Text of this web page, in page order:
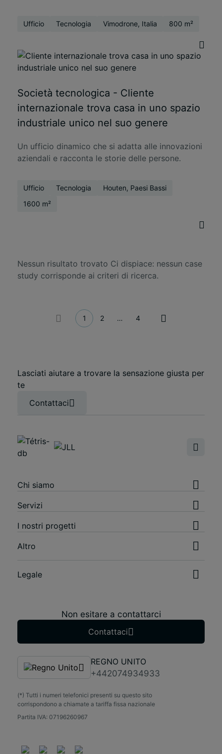
Ufficio Tecnologia Vimodrone, Italia 800 m²
Società tecnologica - Cliente
internazionale trova casa in uno spazio
industriale unico nel suo genere
Un ufficio dinamico che si adatta alle innovazioni
aziendali e racconta le storie delle persone.
Ufficio Tecnologia
Houten, Paesi Bassi
1600 m²
Nessun risultato trovato Ci dispiace: nessun case
study corrisponde ai criteri di ricerca.
1 2 … 4
Lasciati aiutare a trovare la sensazione giusta per
te
Contattaci
Chi siamo
Servizi
I nostri progetti
Altro
Legale
Non esitare a contattarci
Contattaci
REGNO UNITO
+442074934933
(*) Tutti i numeri telefonici presenti su questo sito
corrispondono a chiamate a tariffa fissa nazionale
Partita IVA: 07196260967